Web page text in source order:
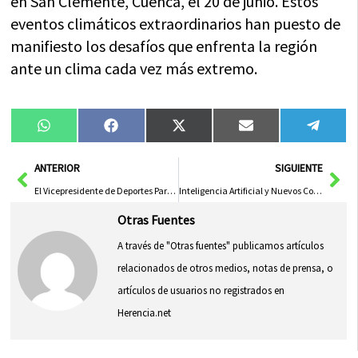
eventos climáticos extraordinarios han puesto de
manifiesto los desafíos que enfrenta la región
ante un clima cada vez más extremo.
Compartir
en
WhatsAppCompartir
en
FacebookCompartir
en
X
(Twitter)
Compartir
en
Email
en
AntANTERIOR
El Vicepresidente de Deportes Participa en el Sorteo del Trofeo Diputación para Segunda y Tercera RFEF
SIGUIENTE
Inteligencia Artificial y Nuevos Contenedores para Mejorar el Reciclaje de Vidrio en el Centro de Talavera
Otras Fuentes
A través de "Otras fuentes" publicamos artículos
relacionados de otros medios, notas de prensa, o
artículos de usuarios no registrados en
Herencia.net